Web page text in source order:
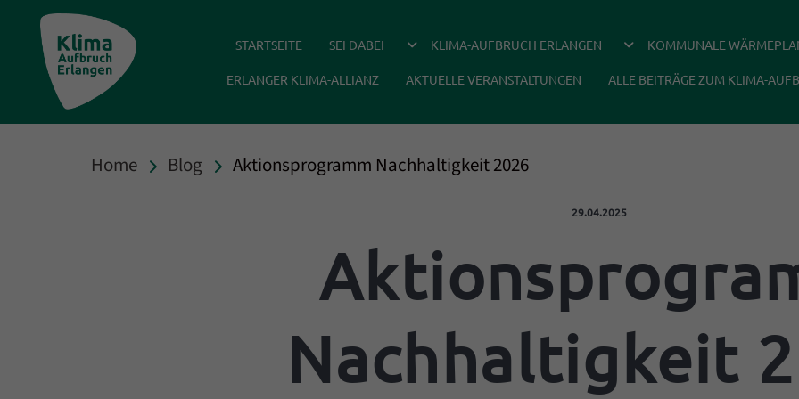
STARTSEITE SEI DABEI DROPDOWN ÖFFNEN
KLIMA-AUFBRUCH ERLANGEN DROPDOWN ÖFFNEN
KOMMUNALE
ERLANGER KLIMA-ALLIANZ AKTUELLE VERANSTALTUNGEN ALLE BEITRÄGE ZUM KLIMA-
Home Blog Aktionsprogramm Nachhaltigkeit 2026
Veröffentlicht am:
29.04.2025
Nachhaltigkeit